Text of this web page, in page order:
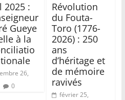
2025 :
Gueye
à la
26,
0
Révolution
du Fouta-
Toro (1776-
2026) : 250
ans
d’héritage et
de mémoire
ravivés
février 25,